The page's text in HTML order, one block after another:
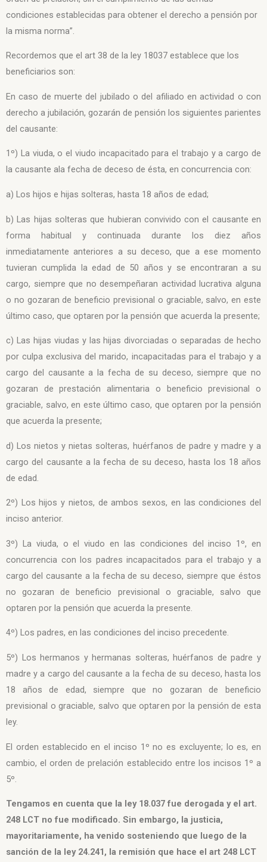
condiciones establecidas para obtener el derecho a pensión por
la misma norma”.
Recordemos que el art 38 de la ley 18037 establece que los
beneficiarios son:
En caso de muerte del jubilado o del afiliado en actividad o con
derecho a jubilación, gozarán de pensión los siguientes parientes
del causante:
1º) La viuda, o el viudo incapacitado para el trabajo y a cargo de
la causante ala fecha de deceso de ésta, en concurrencia con:
a) Los hijos e hijas solteras, hasta 18 años de edad;
b) Las hijas solteras que hubieran convivido con el causante en
forma habitual y continuada durante los diez años
inmediatamente anteriores a su deceso, que a ese momento
tuvieran cumplida la edad de 50 años y se encontraran a su
cargo, siempre que no desempeñaran actividad lucrativa alguna
o no gozaran de beneficio previsional o graciable, salvo, en este
último caso, que optaren por la pensión que acuerda la presente;
c) Las hijas viudas y las hijas divorciadas o separadas de hecho
por culpa exclusiva del marido, incapacitadas para el trabajo y a
cargo del causante a la fecha de su deceso, siempre que no
gozaran de prestación alimentaria o beneficio previsional o
graciable, salvo, en este último caso, que optaren por la pensión
que acuerda la presente;
d) Los nietos y nietas solteras, huérfanos de padre y madre y a
cargo del causante a la fecha de su deceso, hasta los 18 años
de edad.
2º) Los hijos y nietos, de ambos sexos, en las condiciones del
inciso anterior.
3º) La viuda, o el viudo en las condiciones del inciso 1º, en
concurrencia con los padres incapacitados para el trabajo y a
cargo del causante a la fecha de su deceso, siempre que éstos
no gozaran de beneficio previsional o graciable, salvo que
optaren por la pensión que acuerda la presente.
4º) Los padres, en las condiciones del inciso precedente.
5º) Los hermanos y hermanas solteras, huérfanos de padre y
madre y a cargo del causante a la fecha de su deceso, hasta los
18 años de edad, siempre que no gozaran de beneficio
previsional o graciable, salvo que optaren por la pensión de esta
ley.
El orden establecido en el inciso 1º no es excluyente; lo es, en
cambio, el orden de prelación establecido entre los incisos 1º a
5º.
Tengamos en cuenta que la ley 18.037 fue derogada y el art.
248 LCT no fue modificado. Sin embargo, la justicia,
mayoritariamente, ha venido sosteniendo que luego de la
sanción de la ley 24.241, la remisión que hace el art 248 LCT